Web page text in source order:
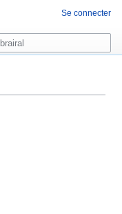
Se connecter